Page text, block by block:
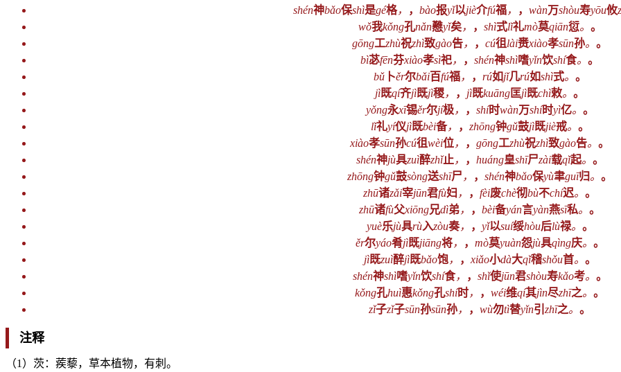
shén神bǎo保shì是gé格， ， bào报yǐ以jiè介fú福， ， wàn万shòu寿yōu攸
wǒ我kǒng孔nǎn戁yǐ矣， ， shì式lǐ礼mò莫qiān愆。 。
gōng工zhù祝zhì致gào告， ， cú徂 lài赉xiào孝sūn孙。 。
bì苾fēn芬xiào孝sì祀， ， shén神shì嗜yǐn饮shí食。 。
bǔ卜ěr尔bǎi百fú福， ， rú如jǐ几rú如shì式。 。
jì既qí齐jì既jì稷， ， jì既kuāng 匡jì既chì敕。 。
yǒng永xī锡ěr尔jí极， ， shí时wàn万shí时yì亿。 。
lǐ礼yí仪jì既bèi备， ， zhōng钟gǔ鼓jì既jiè戒。 。
xiào孝sūn孙cú徂wèi位， ， gōng工zhù祝zhì致gào告。 。
shén神jù具zuì醉zhǐ止， ， huáng皇shī尸zài载qǐ起。 。
zhōng钟gǔ鼓sòng送shī尸 ， ， shén神bǎo保yù聿guī归。 。
zhū诸zǎi宰jūn君fù妇 ， ， fèi废chè彻bù不chí迟。 。
zhū诸fù父xiōng兄dì弟， ， bèi备yán言yàn燕sī私。 。
yuè乐jù具rù入zòu奏， ， yǐ以suí绥hòu后lù禄。 。
ěr尔yáo肴jì既jiāng将， ， mò莫yuàn怨jù具qìng庆。 。
jì既zuì醉jì既bǎo饱， ， xiǎo小dà大qǐ稽shǒu首。 。
shén神shì嗜yǐn饮shí食， ， shǐ使jūn君shòu寿kǎo考。 。
kǒng孔huì惠kǒng孔shí时， ， wéi维qí其jìn尽zhī之。 。
zǐ子zǐ子sūn孙sūn孙， ， wù勿tì替yǐn引 zhī之。 。
注释
（1）茨：蒺藜，草本植物，有刺。